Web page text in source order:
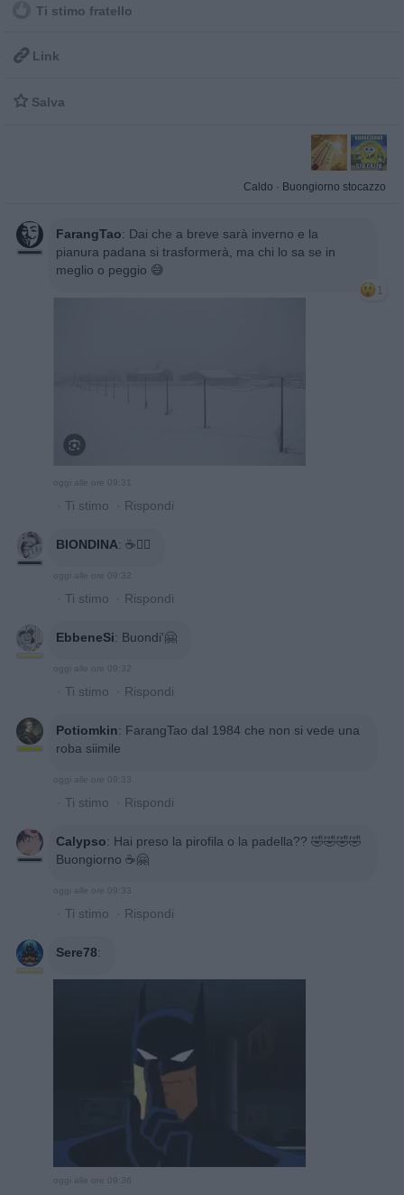
Ti stimo fratello
 Link
 Salva
Caldo · Buongiorno stocazzo
FarangTao: Dai che a breve sarà inverno e la
pianura padana si trasformerà, ma chi lo sa se in
meglio o peggio 😅
1
oggi alle ore 09:31
· Ti stimo · Rispondi
BIONDINA: ☕🙋‍♀️
· Ti stimo · Rispondi
EbbeneSi: Buondi'🤗
· Ti stimo · Rispondi
Potiomkin: FarangTao dal 1984 che non si vede una
roba siimile
· Ti stimo · Rispondi
Calypso: Hai preso la pirofila o la padella?? 🤣🤣🤣🤣
Buongiorno ☕🤗
· Ti stimo · Rispondi
Sere78: